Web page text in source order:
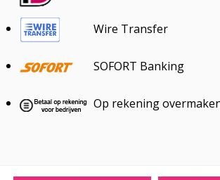
Wire Transfer
SOFORT Banking
Op rekening